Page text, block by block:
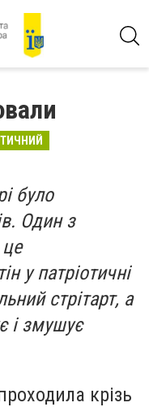
було
Один з
у патріотичні
стрітарт, а
і змушує
крізь